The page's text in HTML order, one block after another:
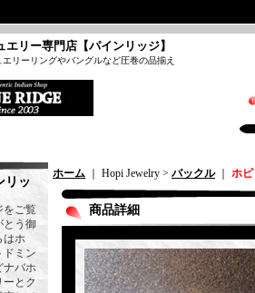
エリー専門店【パインリッジ】
リーリングやバングルなど圧巻の品揃え
リッ
をご覧
とう御
はホ
ドミン
ナバホ
とク
ホーム ｜ Hopi Jewelry > バックル｜ ホ
商品詳細